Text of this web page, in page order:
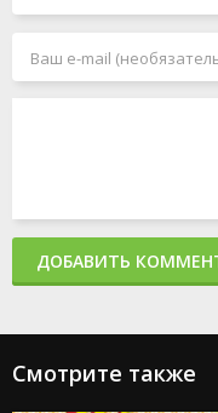
ДОБАВИТЬ
Смотрите также